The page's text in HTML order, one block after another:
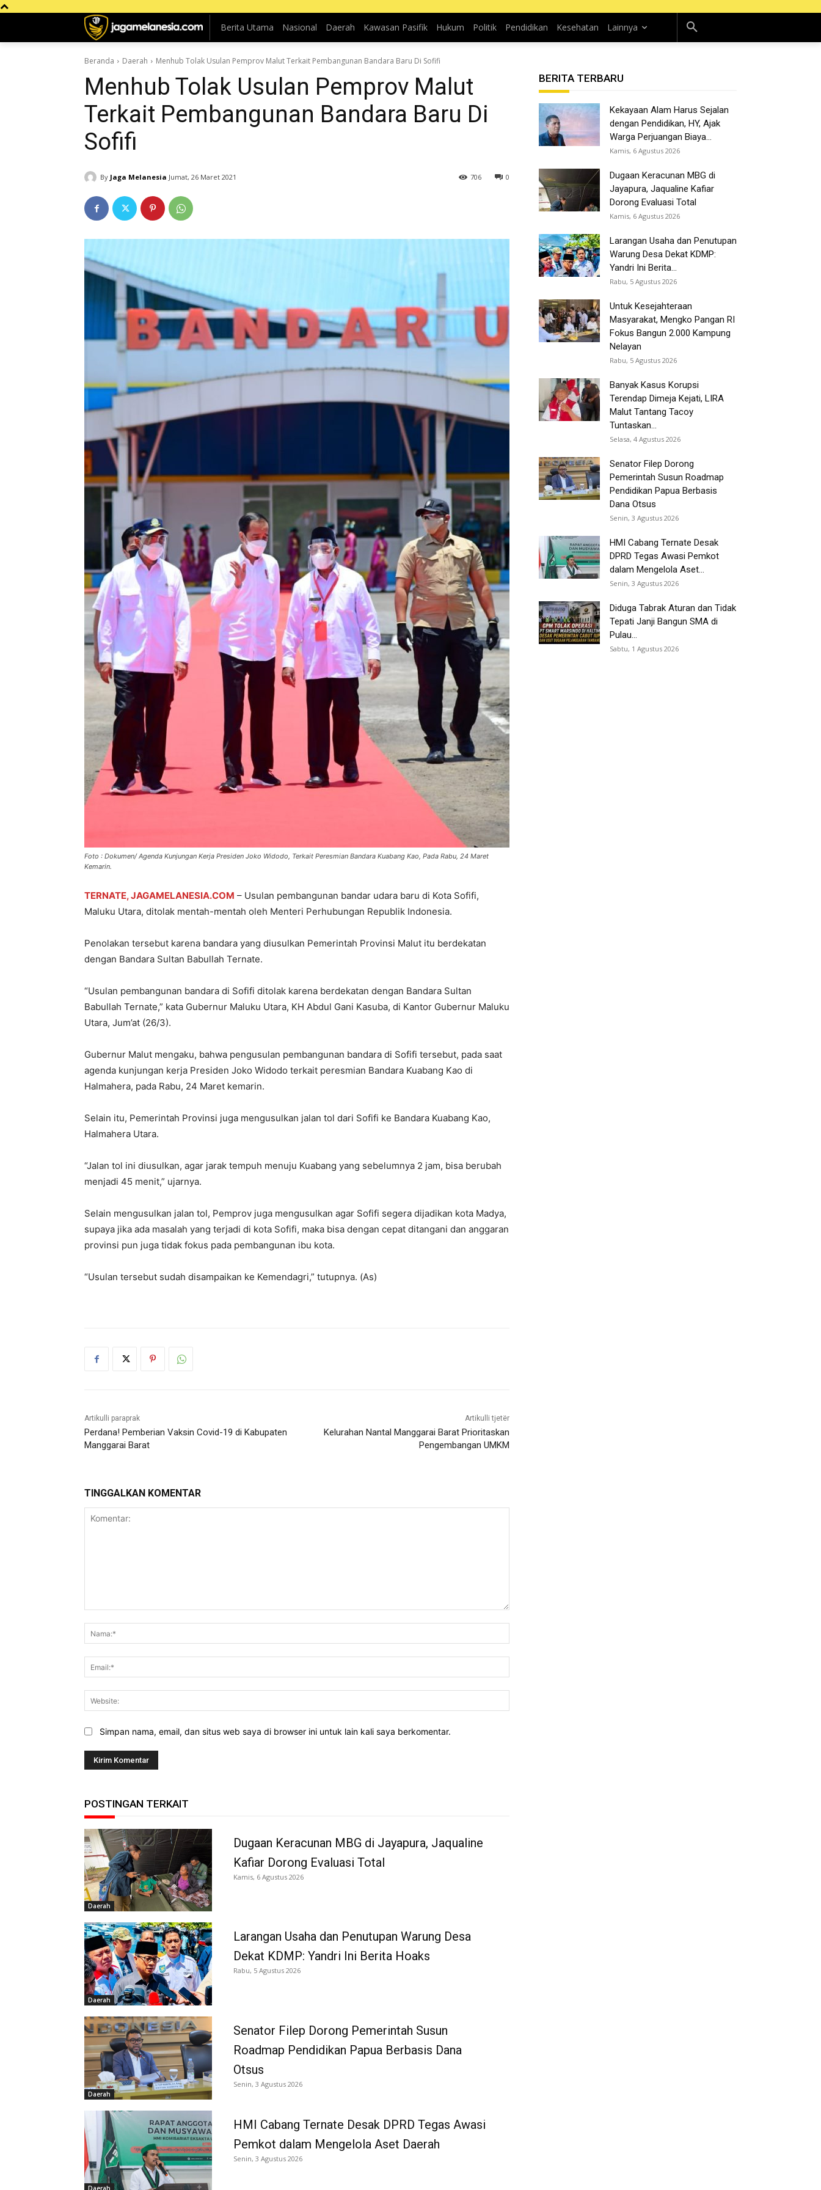
Berita Utama Nasional Daerah Kawasan Pasifik Hukum Politik Pendidikan Kesehatan Lainnya
Beranda Daerah Menhub Tolak Usulan Pemprov Malut Terkait Pembangunan Bandara Baru Di Sofifi
Menhub Tolak Usulan Pemprov Malut
Terkait Pembangunan Bandara Baru Di
Sofifi
By Jaga Melanesia Jumat, 26 Maret 2021 0
706
Foto : Dokumen/ Agenda Kunjungan Kerja Presiden Joko Widodo, Terkait Peresmian Bandara Kuabang Kao, Pada Rabu, 24 Maret
Kemarin.
TERNATE, JAGAMELANESIA.COM – Usulan pembangunan bandar udara baru di Kota Sofifi,
Maluku Utara, ditolak mentah-mentah oleh Menteri Perhubungan Republik Indonesia.
Penolakan tersebut karena bandara yang diusulkan Pemerintah Provinsi Malut itu berdekatan
dengan Bandara Sultan Babullah Ternate.
“Usulan pembangunan bandara di Sofifi ditolak karena berdekatan dengan Bandara Sultan
Babullah Ternate,” kata Gubernur Maluku Utara, KH Abdul Gani Kasuba, di Kantor Gubernur Maluku
Utara, Jum’at (26/3).
Gubernur Malut mengaku, bahwa pengusulan pembangunan bandara di Sofifi tersebut, pada saat
agenda kunjungan kerja Presiden Joko Widodo terkait peresmian Bandara Kuabang Kao di
Halmahera, pada Rabu, 24 Maret kemarin.
Selain itu, Pemerintah Provinsi juga mengusulkan jalan tol dari Sofifi ke Bandara Kuabang Kao,
Halmahera Utara.
“Jalan tol ini diusulkan, agar jarak tempuh menuju Kuabang yang sebelumnya 2 jam, bisa berubah
menjadi 45 menit,” ujarnya.
Selain mengusulkan jalan tol, Pemprov juga mengusulkan agar Sofifi segera dijadikan kota Madya,
supaya jika ada masalah yang terjadi di kota Sofifi, maka bisa dengan cepat ditangani dan anggaran
provinsi pun juga tidak fokus pada pembangunan ibu kota.
“Usulan tersebut sudah disampaikan ke Kemendagri,” tutupnya. (As)
Artikulli paraprak
Perdana! Pemberian Vaksin Covid-19 di Kabupaten
Manggarai Barat
Artikulli tjetër
Kelurahan Nantal Manggarai Barat Prioritaskan
Pengembangan UMKM
TINGGALKAN KOMENTAR
Simpan nama, email, dan situs web saya di browser ini untuk lain kali saya berkomentar.
POSTINGAN TERKAIT
Daerah
Dugaan Keracunan MBG di Jayapura, Jaqualine
Kafiar Dorong Evaluasi Total
Kamis, 6 Agustus 2026
Daerah
Larangan Usaha dan Penutupan Warung Desa
Dekat KDMP: Yandri Ini Berita Hoaks
Rabu, 5 Agustus 2026
Daerah
Senator Filep Dorong Pemerintah Susun
Roadmap Pendidikan Papua Berbasis Dana
Otsus
Senin, 3 Agustus 2026
Daerah
HMI Cabang Ternate Desak DPRD Tegas Awasi
Pemkot dalam Mengelola Aset Daerah
Senin, 3 Agustus 2026
BERITA TERBARU
Kekayaan Alam Harus Sejalan
dengan Pendidikan, HY, Ajak
Warga Perjuangan Biaya...
Kamis, 6 Agustus 2026
Dugaan Keracunan MBG di
Jayapura, Jaqualine Kafiar
Dorong Evaluasi Total
Kamis, 6 Agustus 2026
Larangan Usaha dan Penutupan
Warung Desa Dekat KDMP:
Yandri Ini Berita...
Rabu, 5 Agustus 2026
Untuk Kesejahteraan
Masyarakat, Mengko Pangan RI
Fokus Bangun 2.000 Kampung
Nelayan
Rabu, 5 Agustus 2026
Banyak Kasus Korupsi
Terendap Dimeja Kejati, LIRA
Malut Tantang Tacoy
Tuntaskan...
Selasa, 4 Agustus 2026
Senator Filep Dorong
Pemerintah Susun Roadmap
Pendidikan Papua Berbasis
Dana Otsus
Senin, 3 Agustus 2026
HMI Cabang Ternate Desak
DPRD Tegas Awasi Pemkot
dalam Mengelola Aset...
Senin, 3 Agustus 2026
Diduga Tabrak Aturan dan Tidak
Tepati Janji Bangun SMA di
Pulau...
Sabtu, 1 Agustus 2026